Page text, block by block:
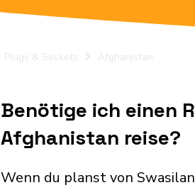
Plugs & Sockets Afghanistan
Benötige ich einen
Afghanistan reise?
Wenn du planst von